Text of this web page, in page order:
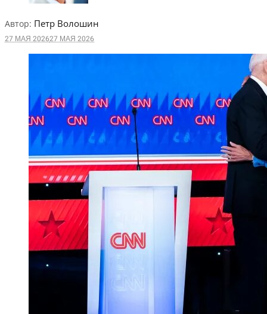
Автор: Петр Волошин
27 МАЯ 202627 МАЯ 2026